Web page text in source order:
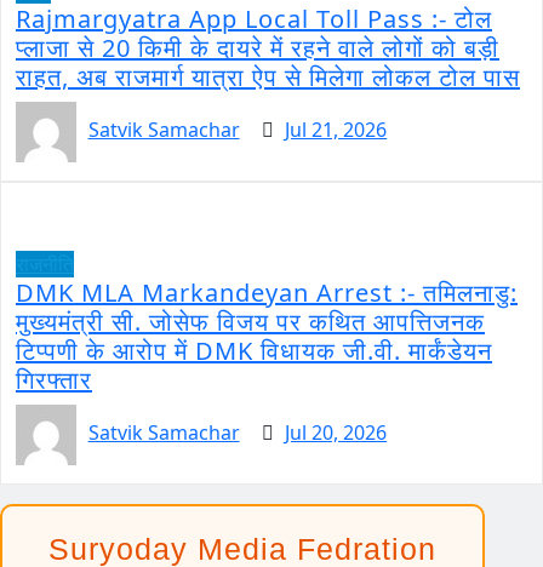
Rajmargyatra App Local Toll Pass :- टोल
प्लाजा से 20 किमी के दायरे में रहने वाले लोगों को बड़ी
राहत, अब राजमार्ग यात्रा ऐप से मिलेगा लोकल टोल पास
Satvik Samachar Jul 21, 2026
DMK MLA Markandeyan Arrest :- तमिलनाडु:
मुख्यमंत्री सी. जोसेफ विजय पर कथित आपत्तिजनक
टिप्पणी के आरोप में DMK विधायक जी.वी. मार्कंडेयन
गिरफ्तार
Satvik Samachar Jul 20, 2026
Suryoday Media Fedration